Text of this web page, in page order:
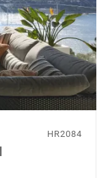
HR2084